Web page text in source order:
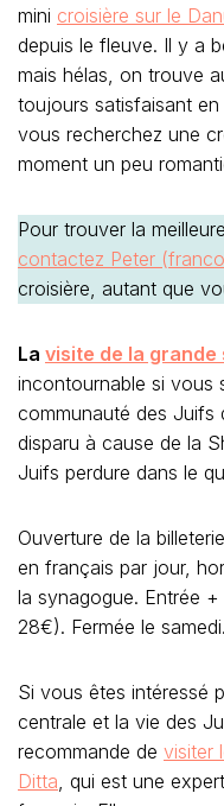
mini croisière sur le
depuis le fleuve. Il y a
mais hélas, on trouve
toujours satisfaisant
vous recherchez une
moment un peu
Pour trouver la
contactez Peter
croisière, autant que
La visite de la grande
incontournable si vous
communauté des Juifs
disparu à cause de la
Juifs perdure dans le
Ouverture de la
en français par jour,
la synagogue. Entrée
28€). Fermée le samedi.
Si vous êtes intéressé
centrale et la vie des
recommande de visiter
Ditta, qui est une